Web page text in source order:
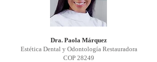
Dra. Paola Márquez
Estética Dental y Odontología Restauradora
COP 28249